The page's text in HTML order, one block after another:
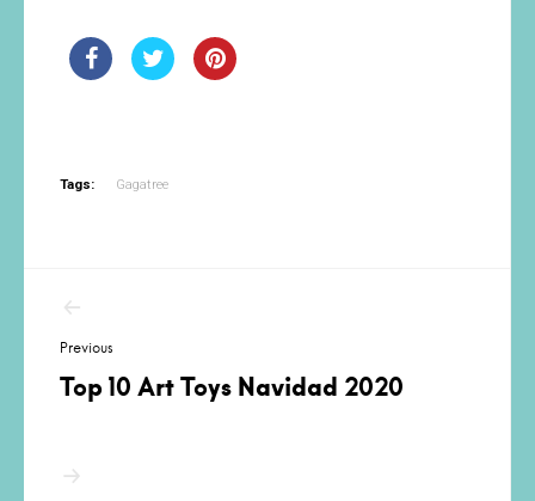
Tags: Gagatree
de
entradas
Previous
Top 10 Art Toys Navidad 2020